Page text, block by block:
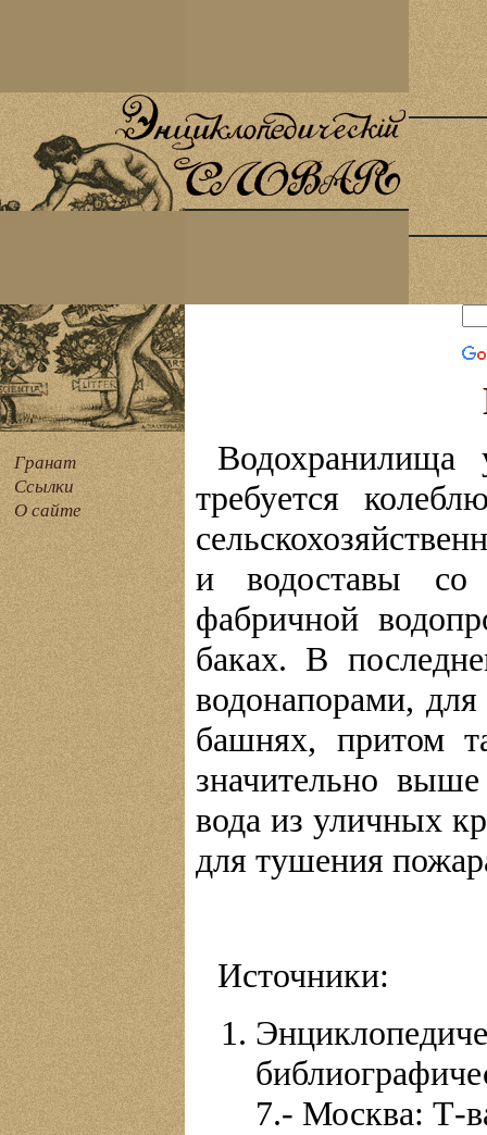
Гранат
Ссылки
О сайте
Водохранилища
требуется
и водоставы
фабричной
баках. В
водонапорами,
башнях, притом
значительно
вода из уличных
для тушения
Источники:
7.- Москва: Т-